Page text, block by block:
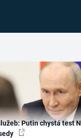
Putin chystá test